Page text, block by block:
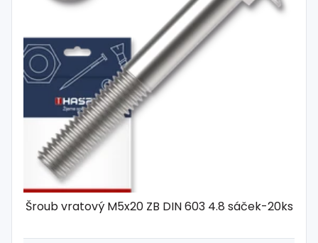
Šroub vratový M5x20 ZB DIN 603 4.8 sáček-20ks